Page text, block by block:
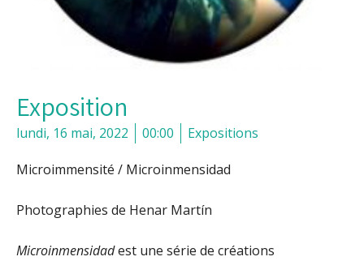
Exposition
lundi, 16 mai, 2022 00:00 Expositions
Microimmensité / Microinmensidad
Photographies de Henar Martín
Microinmensidadest une série de créations